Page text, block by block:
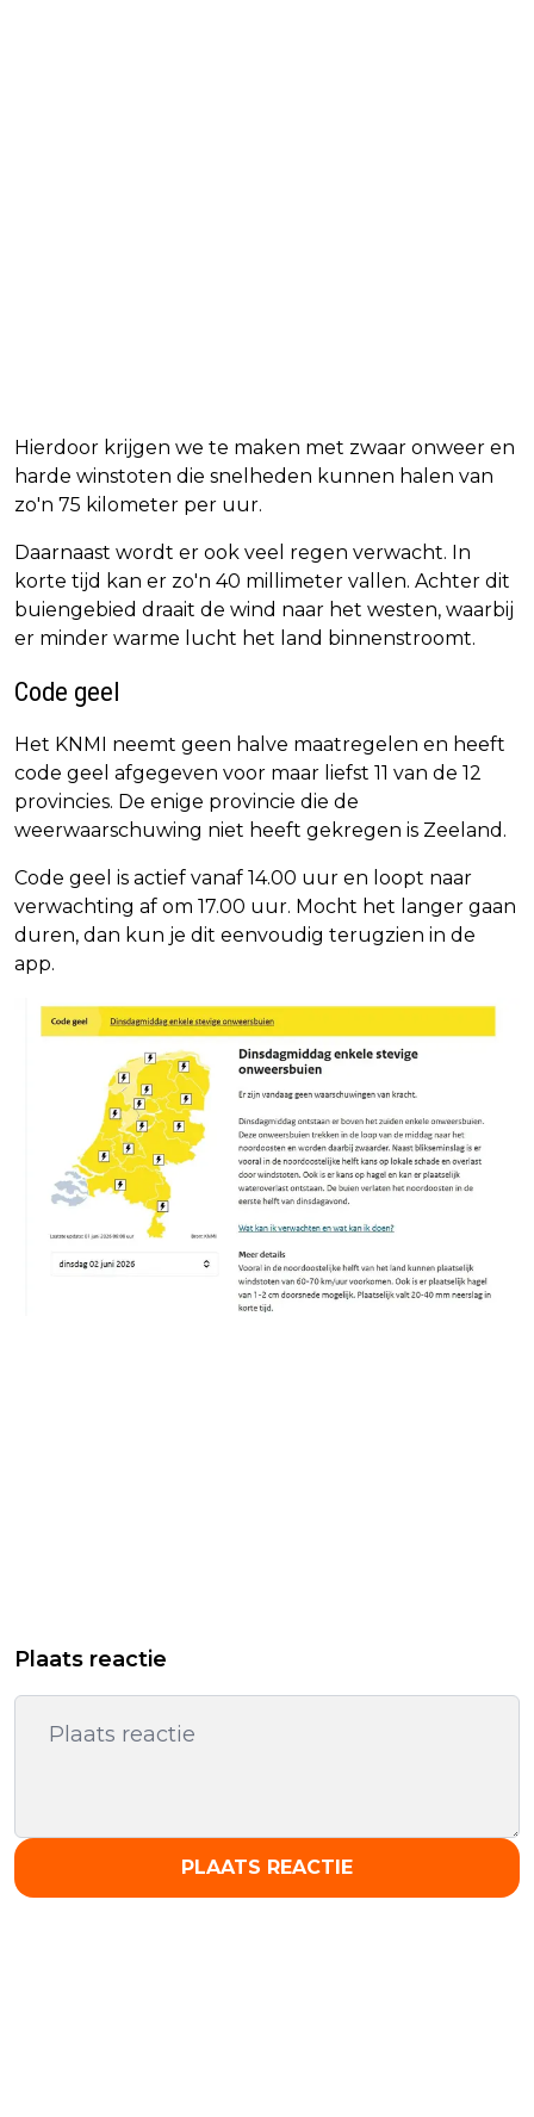
Hierdoor krijgen we te maken met zwaar onweer en
harde winstoten die snelheden kunnen halen van
zo'n 75 kilometer per uur.
Daarnaast wordt er ook veel regen verwacht. In
korte tijd kan er zo'n 40 millimeter vallen. Achter dit
buiengebied draait de wind naar het westen, waarbij
er minder warme lucht het land binnenstroomt.
Code geel
Het KNMI neemt geen halve maatregelen en heeft
code geel afgegeven voor maar liefst 11 van de 12
provincies. De enige provincie die de
weerwaarschuwing niet heeft gekregen is Zeeland.
Code geel is actief vanaf 14.00 uur en loopt naar
verwachting af om 17.00 uur. Mocht het langer gaan
duren, dan kun je dit eenvoudig terugzien in de
app.
Plaats reactie
PLAATS REACTIE